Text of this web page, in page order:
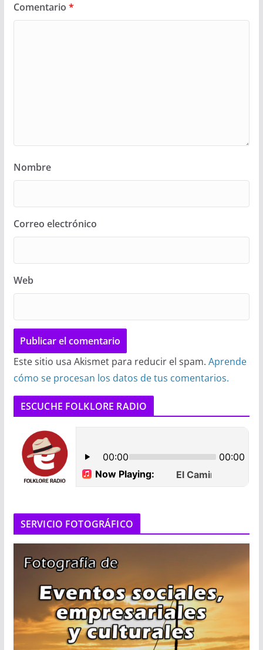
Comentario *
Nombre
Correo electrónico
Web
Este sitio usa Akismet para reducir el spam. Aprende
cómo se procesan los datos de tus comentarios.
ESCUCHE FOLKLORE RADIO
SERVICIO FOTOGRÁFICO